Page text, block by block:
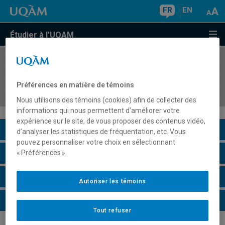
FR EN
Étudier à l'UQAM
COURS//
science et de la technologie au secondaire
Description du cours
Horaire - Été 2026
Horaire - Automne 2026
Horaire - Hiver 2027
Préférences en matière de témoins
Nous utilisons des témoins (cookies) afin de collecter des
informations qui nous permettent d’améliorer votre
expérience sur le site, de vous proposer des contenus vidéo,
d’analyser les statistiques de fréquentation, etc. Vous
pouvez personnaliser votre choix en sélectionnant
« Préférences ».
Tout refuser
Autoriser les témoins